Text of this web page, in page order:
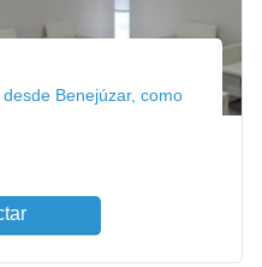
Benejúzar, como